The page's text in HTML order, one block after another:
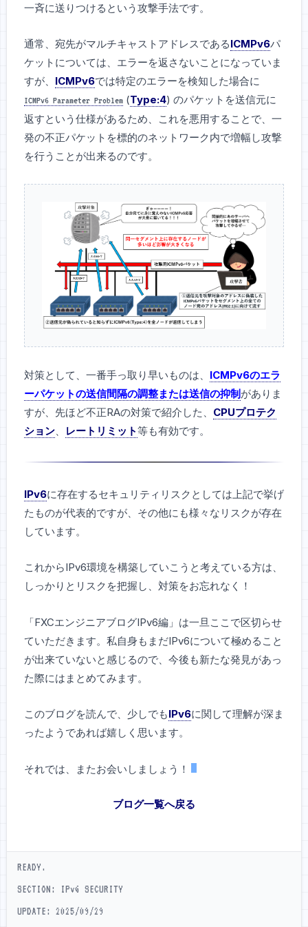
一斉に送りつけるという攻撃手法です。
通常、宛先がマルチキャストアドレスであるICMPv6パ
ケットについては、エラーを返さないことになっていま
すが、 ICMPv6では特定のエラーを検知した場合に
ICMPv6 Parameter Problem (Type:4) のパケットを送信元に
返すという仕様があるため、これを悪用することで、一
発の不正パケットを標的のネットワーク内で増幅し攻撃
を行うことが出来るのです。
対策として、一番手っ取り早いものは、 ICMPv6のエラ
ーパケットの送信間隔の調整または送信の抑制がありま
すが、先ほど不正RAの対策で紹介した、 CPUプロテク
ション
レートリミット等も有効です。
IPv6に存在するセキュリティリスクとしては上記で挙げ
たものが代表的ですが、その他にも様々なリスクが存在
しています。
これからIPv6環境を構築していこうと考えている方は、
しっかりとリスクを把握し、対策をお忘れなく！
「FXCエンジニアブログIPv6編」は一旦ここで区切らせ
ていただきます。私自身もまだIPv6について極めること
が出来ていないと感じるので、今後も新たな発見があっ
た際にはまとめてみます。
このブログを読んで、少しでもIPv6に関して理解が深ま
ったようであれば嬉しく思います。
それでは、またお会いしましょう！
ブログ一覧へ戻る
READY.
SECTION: IPv6 SECURITY
UPDATE: 2025/09/29